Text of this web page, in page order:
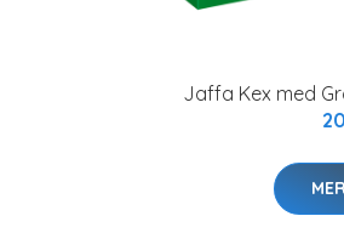
Jaffa Kex med